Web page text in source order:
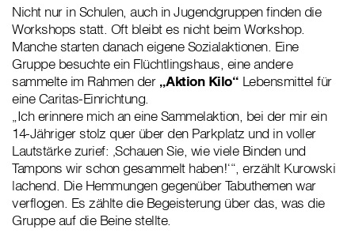
Nicht nur in Schulen, auch in Jugendgruppen finden die
Workshops statt. Oft bleibt es nicht beim Workshop.
Manche starten danach eigene Sozialaktionen. Eine
Gruppe besuchte ein Flüchtlingshaus, eine andere
sammelte im Rahmen der „Aktion Kilo“ Lebensmittel für
eine Caritas-Einrichtung.
„Ich erinnere mich an eine Sammelaktion, bei der mir ein
14-Jähriger stolz quer über den Parkplatz und in voller
Lautstärke zurief: ‚Schauen Sie, wie viele Binden und
Tampons wir schon gesammelt haben!‘“, erzählt Kurowski
lachend. Die Hemmungen gegenüber Tabuthemen war
verflogen. Es zählte die Begeisterung über das, was die
Gruppe auf die Beine stellte.